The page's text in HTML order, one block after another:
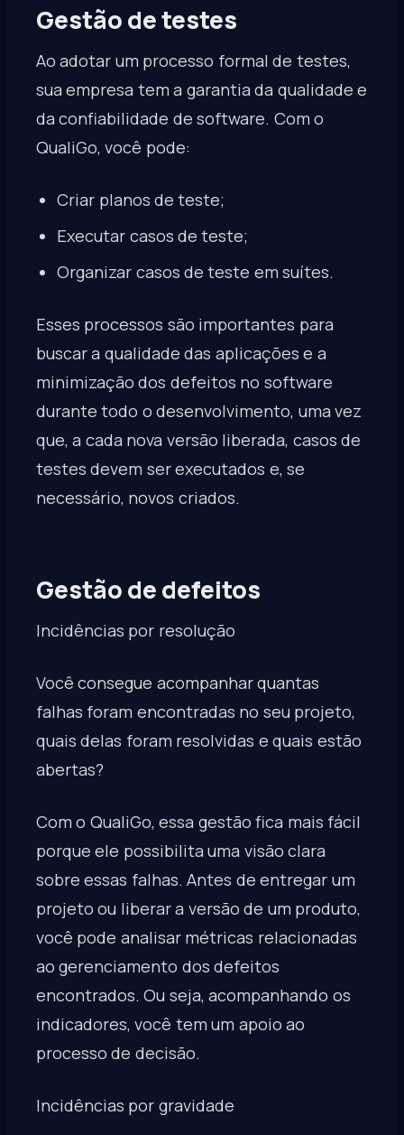
Gestão de testes
Ao adotar um processo formal de testes,
sua empresa tem a garantia da qualidade e
da confiabilidade de software. Com o
QualiGo, você pode:
Criar planos de teste;
Executar casos de teste;
Organizar casos de teste em suítes.
Esses processos são importantes para
buscar a qualidade das aplicações e a
minimização dos defeitos no software
durante todo o desenvolvimento, uma vez
que, a cada nova versão liberada, casos de
testes devem ser executados e, se
necessário, novos criados.
Gestão de defeitos
Incidências por resolução
Você consegue acompanhar quantas
falhas foram encontradas no seu projeto,
quais delas foram resolvidas e quais estão
abertas?
Com o QualiGo, essa gestão fica mais fácil
porque ele possibilita uma visão clara
sobre essas falhas. Antes de entregar um
projeto ou liberar a versão de um produto,
você pode analisar métricas relacionadas
ao gerenciamento dos defeitos
encontrados. Ou seja, acompanhando os
indicadores, você tem um apoio ao
processo de decisão.
Incidências por gravidade